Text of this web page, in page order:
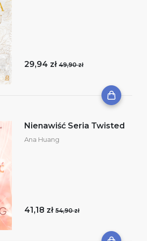
29,94 zł 49,90 zł
Nienawiść Seria Twisted
Ana Huang
41,18 zł 54,90 zł